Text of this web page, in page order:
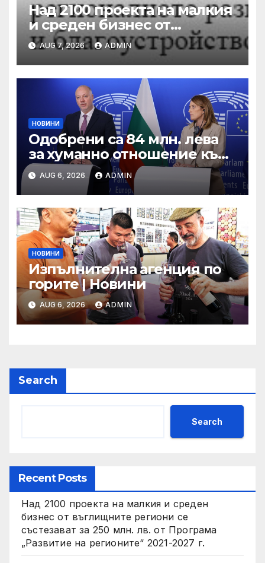
Над 2100 проекта на малкия
и среден бизнес от
въглищните региони се
състезават за 250 млн. лв. от
Програма „Развитие на
регионите“ 2021-2027 г.
AUG 7, 2026 ADMIN
НОВИНИ
Одобрени са 84 млн. лева
за хуманно отношение към
свине и птици
AUG 6, 2026 ADMIN
НОВИНИ
Изпълнителна агенция по
горите | Новини
AUG 6, 2026 ADMIN
Search
Search
Recent Posts
Над 2100 проекта на малкия и среден
бизнес от въглищните региони се
състезават за 250 млн. лв. от Програма
„Развитие на регионите“ 2021-2027 г.